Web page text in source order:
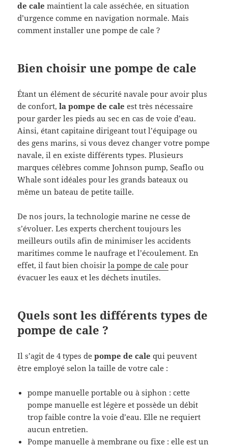
de cale maintient la cale asséchée, en situation
d’urgence comme en navigation normale. Mais
comment installer une pompe de cale ?
Bien choisir une pompe de cale
Étant un élément de sécurité navale pour avoir plus
de confort,la pompe de cale est très nécessaire
pour garder les pieds au sec en cas de voie d’eau.
Ainsi, étant capitaine dirigeant tout l’équipage ou
des gens marins, si vous devez changer votre pompe
navale, il en existe différents types. Plusieurs
marques célèbres comme Johnson pump, Seaflo ou
Whale sont idéales pour les grands bateaux ou
même un bateau de petite taille.
De nos jours, la technologie marine ne cesse de
s’évoluer. Les experts cherchent toujours les
meilleurs outils afin de minimiser les accidents
maritimes comme le naufrage et l’écoulement. En
effet, il faut bien choisirla pompe de cale pour
évacuer les eaux et les déchets inutiles.
Quels sont les différents types de
pompe de cale ?
Il s’agit de 4 types depompe de cale qui peuvent
être employé selon la taille de votre cale :
pompe manuelle portable ou à siphon : cette
pompe manuelle est légère et possède un débit
trop faible contre la voie d’eau. Elle ne requiert
aucun entretien.
Pompe manuelle à membrane ou fixe : elle est un